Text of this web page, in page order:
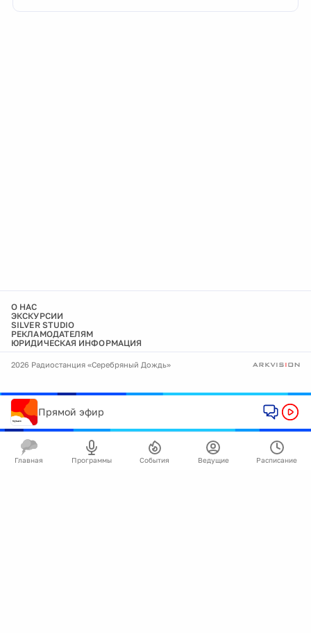
О НАС
ЭКСКУРСИИ
SILVER STUDIO
РЕКЛАМОДАТЕЛЯМ
ЮРИДИЧЕСКАЯ ИНФОРМАЦИЯ
2026 Радиостанция «Серебряный Дождь»
Прямой эфир
Главная Программы События Ведущие Расписание